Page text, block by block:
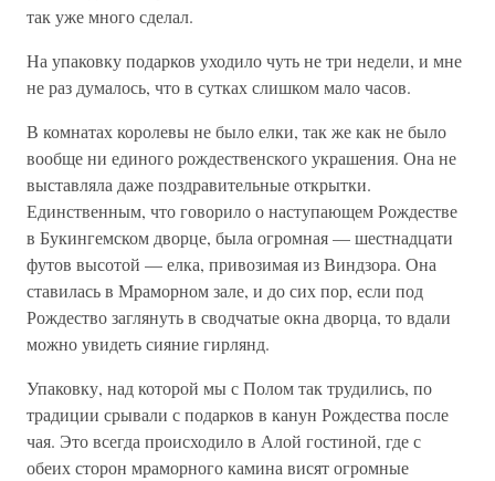
так уже много сделал.
На упаковку подарков уходило чуть не три недели, и мне
не раз думалось, что в сутках слишком мало часов.
В комнатах королевы не было елки, так же как не было
вообще ни единого рождественского украшения. Она не
выставляла даже поздравительные открытки.
Единственным, что говорило о наступающем Рождестве
в Букингемском дворце, была огромная — шестнадцати
футов высотой — елка, привозимая из Виндзора. Она
ставилась в Мраморном зале, и до сих пор, если под
Рождество заглянуть в сводчатые окна дворца, то вдали
можно увидеть сияние гирлянд.
Упаковку, над которой мы с Полом так трудились, по
традиции срывали с подарков в канун Рождества после
чая. Это всегда происходило в Алой гостиной, где с
обеих сторон мраморного камина висят огромные